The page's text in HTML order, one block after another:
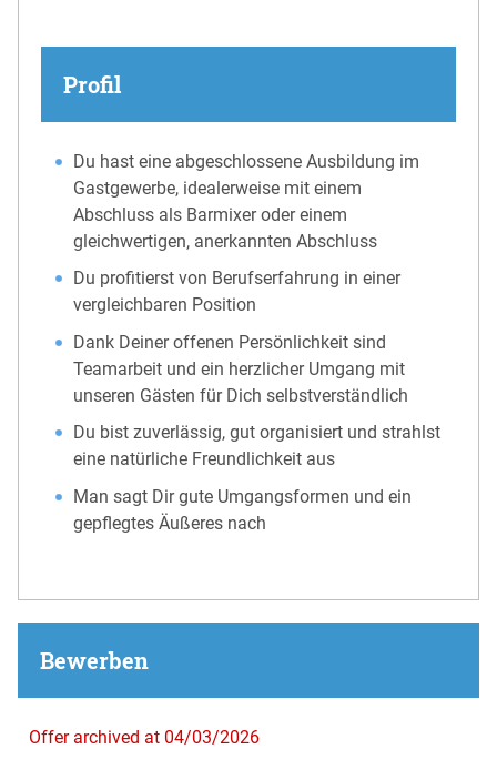
Profil
Du hast eine abgeschlossene Ausbildung im
Gastgewerbe, idealerweise mit einem
Abschluss als Barmixer oder einem
gleichwertigen, anerkannten Abschluss
Du profitierst von Berufserfahrung in einer
vergleichbaren Position
Dank Deiner offenen Persönlichkeit sind
Teamarbeit und ein herzlicher Umgang mit
unseren Gästen für Dich selbstverständlich
Du bist zuverlässig, gut organisiert und strahlst
eine natürliche Freundlichkeit aus
Man sagt Dir gute Umgangsformen und ein
gepflegtes Äußeres nach
Bewerben
Offer archived at 04/03/2026